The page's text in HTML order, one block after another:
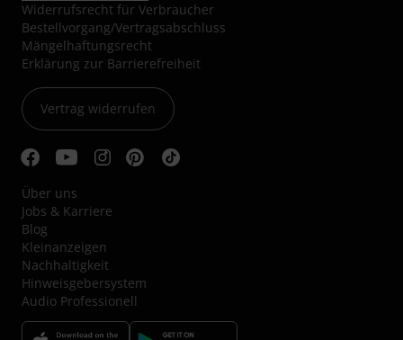
Widerrufsrecht für Verbraucher
Bestellvorgang/Vertragsabschluss
Mängelhaftungsrecht
Erklärung zur Barrierefreiheit
Vertrag widerrufen
Über uns
Jobs & Karriere
Blog
Kleinanzeigen
Nachhaltigkeit
Hinweisgebersystem
Audio Professionell